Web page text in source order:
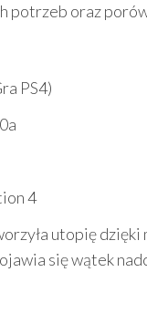
potrzeb oraz
PS4)
4
utopię
się wątek